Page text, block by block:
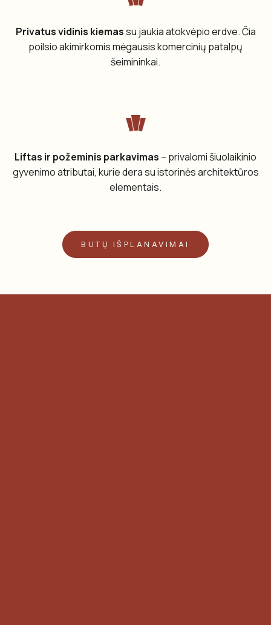
Privatus vidinis kiemassu jaukia atokvėpio erdve. Čia
poilsio akimirkomis mėgausis komercinių patalpų
šeimininkai.
Liftas ir požeminis parkavimas – privalomi šiuolaikinio
gyvenimo atributai, kurie dera su istorinės architektūros
elementais.
BUTŲ IŠPLANAVIMAI